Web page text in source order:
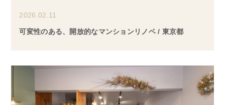
2026.02.11
可変性のある、開放的なマンションリノベ / 東京都